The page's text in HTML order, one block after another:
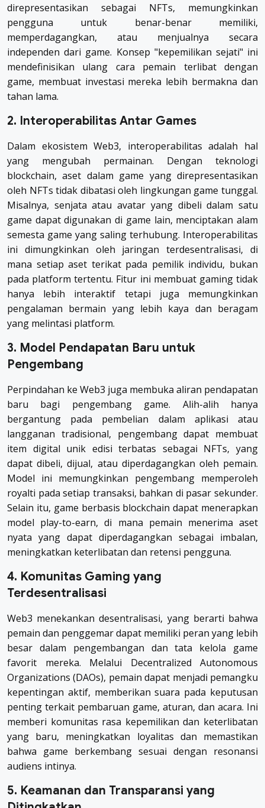
direpresentasikan sebagai NFTs, memungkinkan
pengguna untuk benar-benar memiliki,
memperdagangkan, atau menjualnya secara
independen dari game. Konsep "kepemilikan sejati" ini
mendefinisikan ulang cara pemain terlibat dengan
game, membuat investasi mereka lebih bermakna dan
tahan lama.
2. Interoperabilitas Antar Games
Dalam ekosistem Web3, interoperabilitas adalah hal
yang mengubah permainan. Dengan teknologi
blockchain, aset dalam game yang direpresentasikan
oleh NFTs tidak dibatasi oleh lingkungan game tunggal.
Misalnya, senjata atau avatar yang dibeli dalam satu
game dapat digunakan di game lain, menciptakan alam
semesta game yang saling terhubung. Interoperabilitas
ini dimungkinkan oleh jaringan terdesentralisasi, di
mana setiap aset terikat pada pemilik individu, bukan
pada platform tertentu. Fitur ini membuat gaming tidak
hanya lebih interaktif tetapi juga memungkinkan
pengalaman bermain yang lebih kaya dan beragam
yang melintasi platform.
3. Model Pendapatan Baru untuk
Pengembang
Perpindahan ke Web3 juga membuka aliran pendapatan
baru bagi pengembang game. Alih-alih hanya
bergantung pada pembelian dalam aplikasi atau
langganan tradisional, pengembang dapat membuat
item digital unik edisi terbatas sebagai NFTs, yang
dapat dibeli, dijual, atau diperdagangkan oleh pemain.
Model ini memungkinkan pengembang memperoleh
royalti pada setiap transaksi, bahkan di pasar sekunder.
Selain itu, game berbasis blockchain dapat menerapkan
model play-to-earn, di mana pemain menerima aset
nyata yang dapat diperdagangkan sebagai imbalan,
meningkatkan keterlibatan dan retensi pengguna.
4. Komunitas Gaming yang
Terdesentralisasi
Web3 menekankan desentralisasi, yang berarti bahwa
pemain dan penggemar dapat memiliki peran yang lebih
besar dalam pengembangan dan tata kelola game
favorit mereka. Melalui Decentralized Autonomous
Organizations (DAOs), pemain dapat menjadi pemangku
kepentingan aktif, memberikan suara pada keputusan
penting terkait pembaruan game, aturan, dan acara. Ini
memberi komunitas rasa kepemilikan dan keterlibatan
yang baru, meningkatkan loyalitas dan memastikan
bahwa game berkembang sesuai dengan resonansi
audiens intinya.
5. Keamanan dan Transparansi yang